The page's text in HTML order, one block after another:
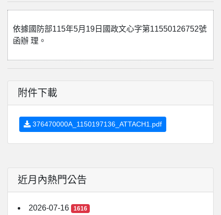
依據國防部115年5月19日國政文心字第11550126752號
函辦 理。
附件下載
376470000A_1150197136_ATTACH1.pdf
近月內熱門公告
2026-07-16 1616